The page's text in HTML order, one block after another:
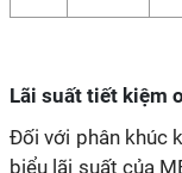
Lãi suất tiết kiệm
Đối với phân khúc
biểu lãi suất của